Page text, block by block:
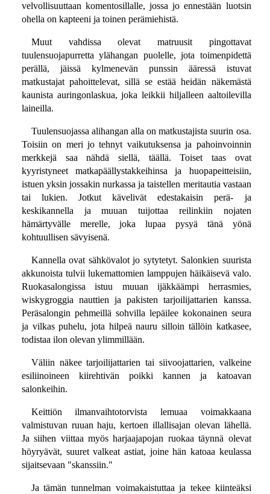
velvollisuuttaan komentosillalle, jossa jo ennestään luotsin
ohella on kapteeni ja toinen perämiehistä.
Muut vahdissa olevat matruusit pingottavat
tuulensuojapurretta ylähangan puolelle, jota toimenpidettä
perällä, jäissä kylmenevän punssin ääressä istuvat
matkustajat pahoittelevat, sillä se estää heidän näkemästä
kaunista auringonlaskua, joka leikkii hiljalleen aaltoilevilla
laineilla.
Tuulensuojassa alihangan alla on matkustajista suurin osa.
Toisiin on meri jo tehnyt vaikutuksensa ja pahoinvoinnin
merkkejä saa nähdä siellä, täällä. Toiset taas ovat
kyyristyneet matkapäällystakkeihinsa ja huopapeitteisiin,
istuen yksin jossakin nurkassa ja taistellen meritautia vastaan
tai lukien. Jotkut kävelivät edestakaisin perä- ja
keskikannella ja muuan tuijottaa reilinkiin nojaten
hämärtyvälle merelle, joka lupaa pysyä tänä yönä
kohtuullisen sävyisenä.
Kannella ovat sähkövalot jo sytytetyt. Salonkien suurista
akkunoista tulvii lukemattomien lamppujen häikäisevä valo.
Ruokasalongissa istuu muuan ijäkkäämpi herrasmies,
wiskygroggia nauttien ja pakisten tarjoilijattarien kanssa.
Peräsalongin pehmeillä sohvilla lepäilee kokonainen seura
ja vilkas puhelu, jota hilpeä nauru silloin tällöin katkasee,
todistaa ilon olevan ylimmillään.
Väliin näkee tarjoilijattarien tai siivoojattarien, valkeine
esiliinoineen kiirehtivän poikki kannen ja katoavan
salonkeihin.
Keittiön ilmanvaihtotorvista lemuaa voimakkaana
valmistuvan ruuan haju, kertoen illallisajan olevan lähellä.
Ja siihen viittaa myös harjaajapojan ruokaa täynnä olevat
höyryävät, suuret valkeat astiat, joine hän katoaa keulassa
sijaitsevaan "skanssiin."
Ja tämän tunnelman voimakaistuttaa ja tekee kiinteäksi